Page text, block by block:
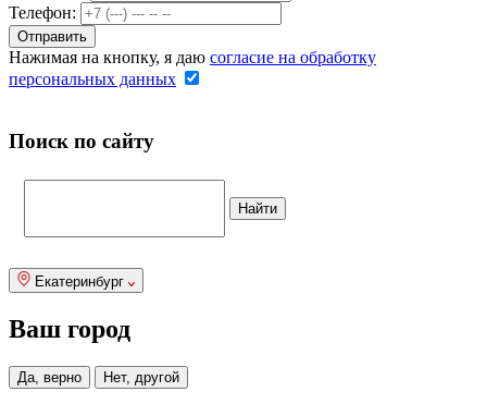
Телефон:
Нажимая на кнопку, я даю согласие на обработку
персональных данных
Поиск по сайту
Екатеринбург
Ваш город
Да, верно Нет, другой